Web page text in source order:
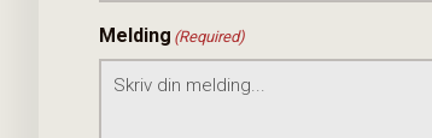
Melding (Required)